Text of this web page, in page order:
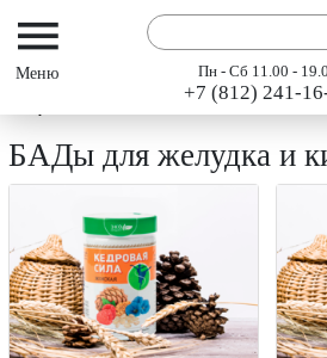
Пн - Сб 11.00 -
+7 (812) 241-
Каталог
БАДы для желудка и